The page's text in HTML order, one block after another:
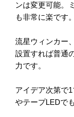
ンは変更可能。
も非常に楽です。
流星ウィンカー
設置すれば普通
力です。
アイデア次第で
やテープLEDで